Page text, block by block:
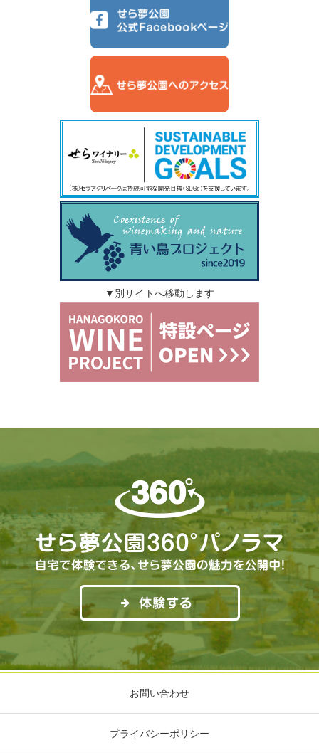
▼別サイトへ移動します
お問い合わせ
プライバシーポリシー